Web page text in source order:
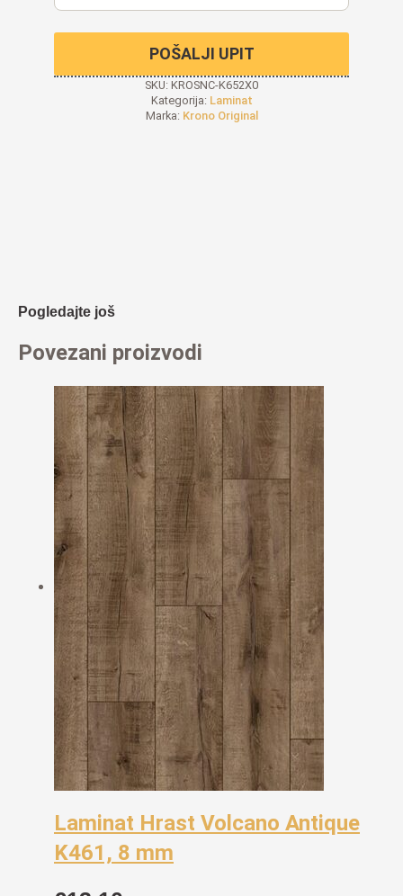
POŠALJI UPIT
SKU: KROSNC-K652X0
Kategorija: Laminat
Marka: Krono Original
Pogledajte još
Povezani proizvodi
Laminat Hrast Volcano Antique
K461, 8 mm